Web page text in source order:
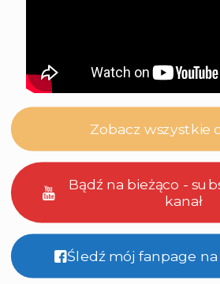
Zobacz wszystkie
Bądź na bieżąco -
kanał
Śledź mój fanpage